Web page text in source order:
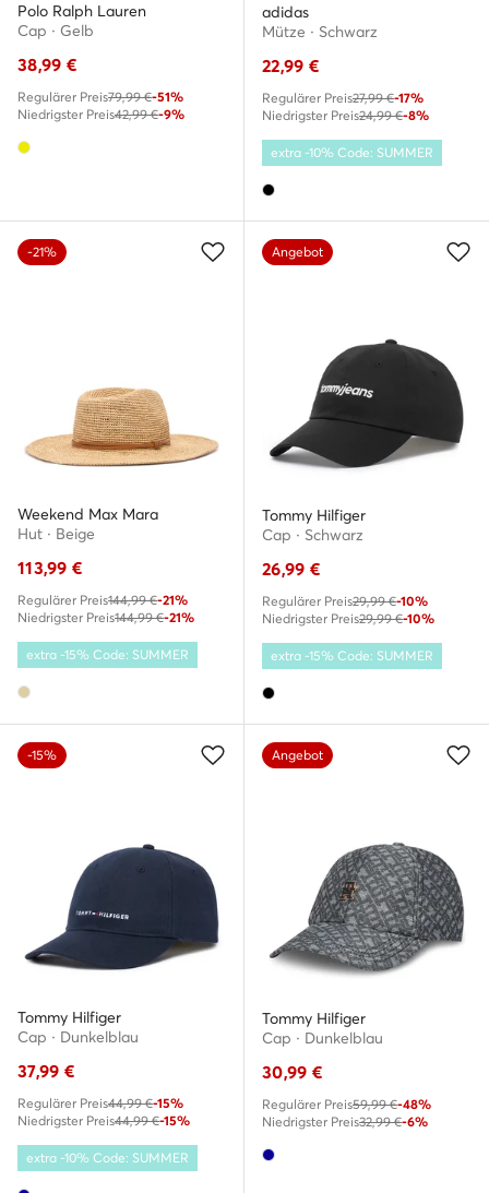
Polo Ralph Lauren
Cap · Gelb
38,99 €
Regulärer Preis79,99 €-51%
Niedrigster Preis42,99 €-9%
adidas
Mütze · Schwarz
22,99 €
Regulärer Preis27,99 €-17%
Niedrigster Preis24,99 €-8%
extra -10% Code: SUMMER
-21%
Weekend Max Mara
Hut · Beige
113,99 €
Regulärer Preis144,99 €-21%
Niedrigster Preis144,99 €-21%
extra -15% Code: SUMMER
Angebot
Tommy Hilfiger
Cap · Schwarz
26,99 €
Regulärer Preis29,99 €-10%
Niedrigster Preis29,99 €-10%
extra -15% Code: SUMMER
-15%
Tommy Hilfiger
Cap · Dunkelblau
37,99 €
Regulärer Preis44,99 €-15%
Niedrigster Preis44,99 €-15%
extra -10% Code: SUMMER
Angebot
Tommy Hilfiger
Cap · Dunkelblau
30,99 €
Regulärer Preis59,99 €-48%
Niedrigster Preis32,99 €-6%